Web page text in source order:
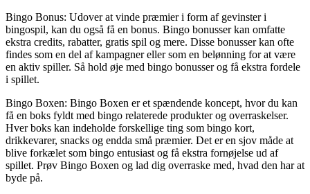
Bingo Bonus: Udover at vinde præmier i form af gevinster i
bingospil, kan du også få en bonus. Bingo bonusser kan omfatte
ekstra credits, rabatter, gratis spil og mere. Disse bonusser kan ofte
findes som en del af kampagner eller som en belønning for at være
en aktiv spiller. Så hold øje med bingo bonusser og få ekstra fordele
i spillet.
Bingo Boxen: Bingo Boxen er et spændende koncept, hvor du kan
få en boks fyldt med bingo relaterede produkter og overraskelser.
Hver boks kan indeholde forskellige ting som bingo kort,
drikkevarer, snacks og endda små præmier. Det er en sjov måde at
blive forkælet som bingo entusiast og få ekstra fornøjelse ud af
spillet. Prøv Bingo Boxen og lad dig overraske med, hvad den har at
byde på.